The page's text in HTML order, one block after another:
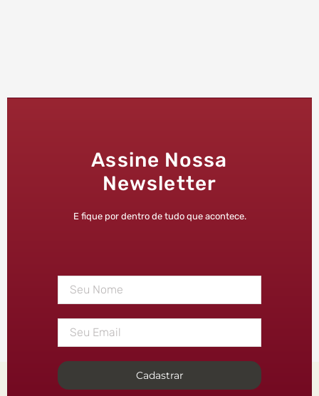
Assine Nossa
Newsletter
E fique por dentro de tudo que acontece.
Cadastrar